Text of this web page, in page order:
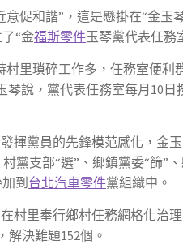
意促和諧”，這是懸掛在“金玉
“金福斯零件玉琴黨代表任務
村里瑣碎工作多，任務室便利
琴說，黨代表任務室每月10
揮黨員的先鋒模范感化，金
村黨支部“選”、鄉鎮黨委“篩”
到 台北汽車零件黨組織中。
村里奉行鄉村任務網格化治
解決難題152個。